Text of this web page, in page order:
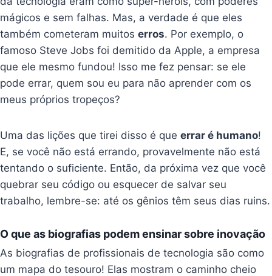
mágicos e sem falhas. Mas, a verdade é que eles
também cometeram muitoserros. Por exemplo, o
famoso Steve Jobs foi demitido da Apple, a empresa
que ele mesmo fundou! Isso me fez pensar: se ele
pode errar, quem sou eu para não aprender com os
meus próprios tropeços?
Uma das lições que tirei disso é queerrar é humano!
E, se você não está errando, provavelmente não está
tentando o suficiente. Então, da próxima vez que você
quebrar seu código ou esquecer de salvar seu
trabalho, lembre-se: até os gênios têm seus dias ruins.
O que as biografias podem ensinar sobre inovação
As biografias de profissionais de tecnologia são como
um mapa do tesouro! Elas mostram o caminho cheio